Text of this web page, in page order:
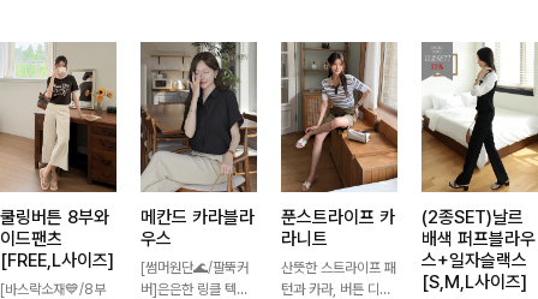
쿨링버튼 8부와
이드팬츠
[FREE,L사이즈]
[바스락소재💙/8부
메칸드 카라블라
우스
[썸머원단🌊/팔뚝커
버]은은한 링클 텍스
푼스트라이프 카
라니트
산뜻한 스트라이프 패
턴과 카라, 버튼 디테
(2종SET)날르
배색 퍼프블라우
스+일자슬랙스
[S,M,L사이즈]